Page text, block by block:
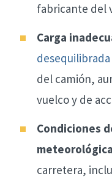
fabricante del
Carga
desequilibrada
del camión,
vuelco y de
Condiciones
carretera,